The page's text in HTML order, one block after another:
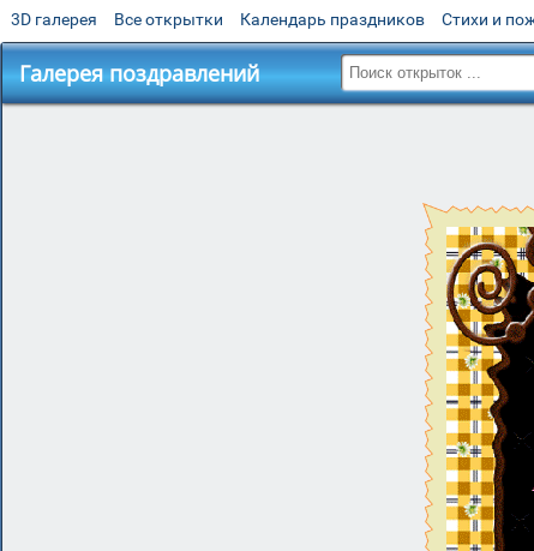
3D галерея Все открытки Календарь праздников Стихи и
Галерея поздравлений